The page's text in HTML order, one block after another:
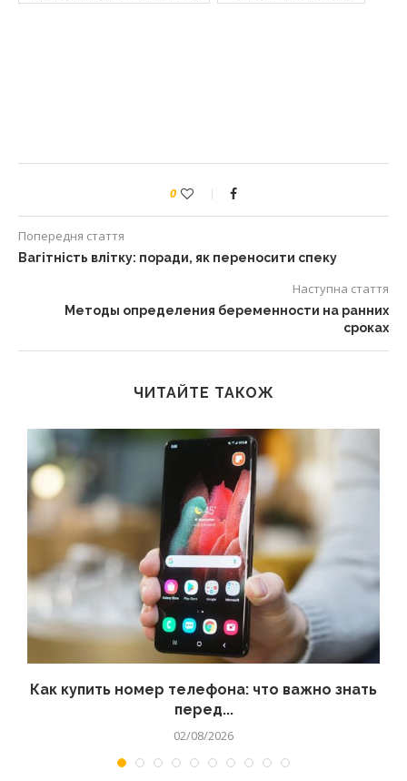
0
Попередня стаття
Вагітність влітку: поради, як переносити спеку
Наступна стаття
Методы определения беременности на ранних
сроках
ЧИТАЙТЕ ТАКОЖ
Как купить номер телефона: что важно знать
перед...
02/08/2026